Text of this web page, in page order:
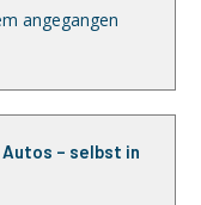
angegangen
– selbst in